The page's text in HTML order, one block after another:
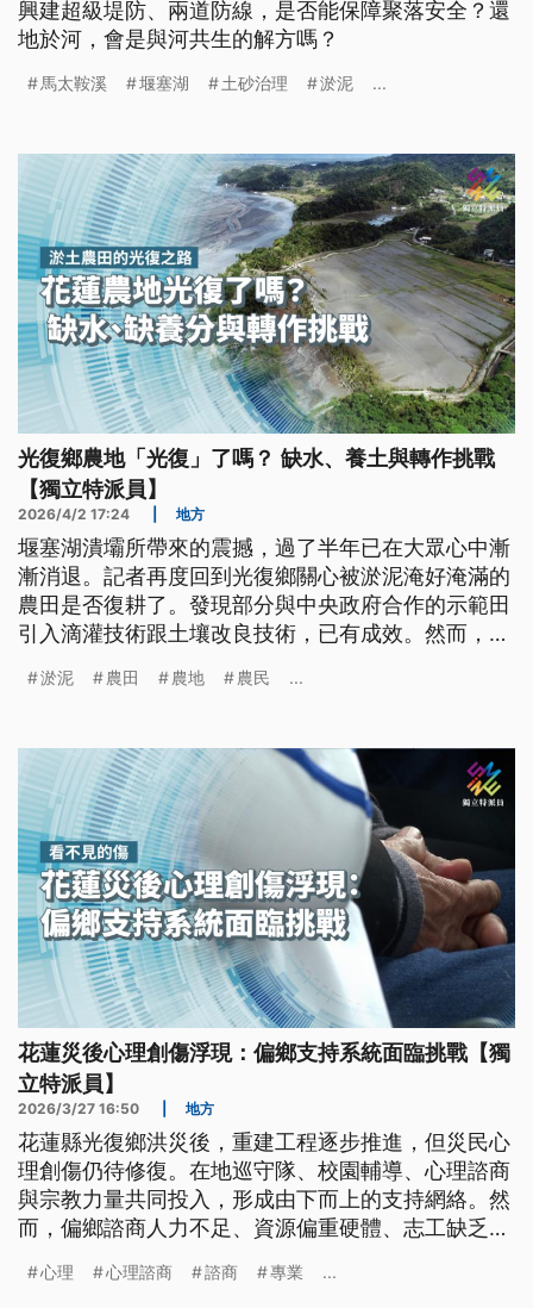
興建超級堤防、兩道防線，是否能保障聚落安全？還
地於河，會是與河共生的解方嗎？
馬太鞍溪 堰塞湖 土砂治理 淤泥 ...
光復鄉農地「光復」了嗎？ 缺水、養土與轉作挑戰
【獨立特派員】
2026/4/2 17:24 地方
堰塞湖潰壩所帶來的震撼，過了半年已在大眾心中漸
漸消退。記者再度回到光復鄉關心被淤泥淹好淹滿的
農田是否復耕了。發現部分與中央政府合作的示範田
引入滴灌技術跟土壤改良技術，已有成效。然而，大
檢視復耕路上的挑戰，包括缺水成常態、清除淤泥及
一樣難。
淤泥 農田 農地 農民 ...
花蓮災後心理創傷浮現：偏鄉支持系統面臨挑戰【獨
立特派員】
2026/3/27 16:50 地方
花蓮縣光復鄉洪災後，重建工程逐步推進，但災民心
理創傷仍待修復。在地巡守隊、校園輔導、心理諮商
與宗教力量共同投入，形成由下而上的支持網絡。然
而，偏鄉諮商人力不足、資源偏重硬體、志工缺乏專
合政府與民間資源，並因應不同族群的創傷差異，才
心理 心理諮商 諮商 專業 ...